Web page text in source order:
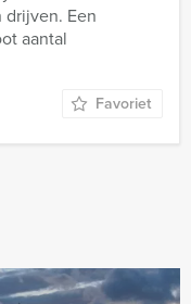
Een
aantal
Favoriet